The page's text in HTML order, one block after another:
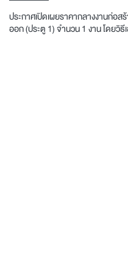
ประกาศเปิดเผยราคากลางงานก่อส
ออก (ประตู 1) จำนวน 1 งาน โดยวิธี